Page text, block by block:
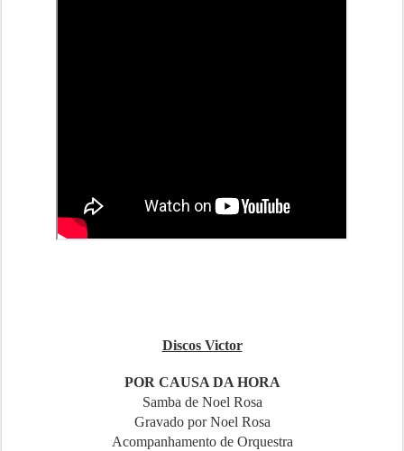
Discos Victor
POR CAUSA DA HORA
Samba de Noel Rosa
Gravado por Noel Rosa
Acompanhamento de Orquestra